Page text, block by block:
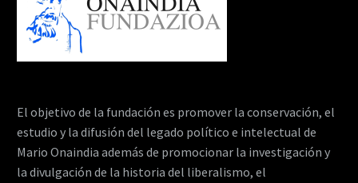
El objetivo de la fundación es promover la conservación, el
estudio y la difusión del legado político e intelectual de
Mario Onaindia además de promocionar la investigación y
la divulgación de la historia del liberalismo, el